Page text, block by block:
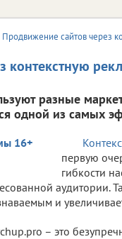
Продвижение сайтов через
контекстную
разные
одной из самых
16+
первую
гибкости
аудитории.
и
– это